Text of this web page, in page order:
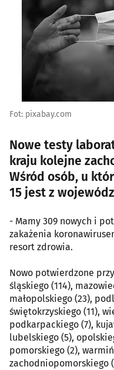
Fot: pixabay.com
Nowe testy
kraju kolejne
Wśród osób, u
15 jest z
- Mamy 309 nowych i
zakażenia
resort zdrowia.
Nowo potwierdzone
śląskiego (114),
małopolskiego (23),
świętokrzyskiego (11),
podkarpackiego (7),
lubelskiego (5),
pomorskiego (2),
zachodniopomorskiego